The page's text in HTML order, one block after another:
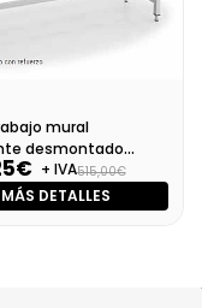
mural
desmontado
Mm
+ IVA515,00€
MÁS DETALLES